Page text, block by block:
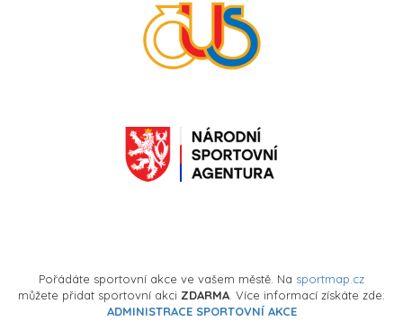
Pořádáte sportovní akce ve vašem městě. Na sportmap.cz
můžete přidat sportovní akci ZDARMA . Více informací získáte zde:
ADMINISTRACE SPORTOVNÍ AKCE